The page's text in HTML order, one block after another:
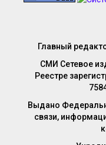
Главный
СМИ Сетевое
Реестре
Выдано
связи,